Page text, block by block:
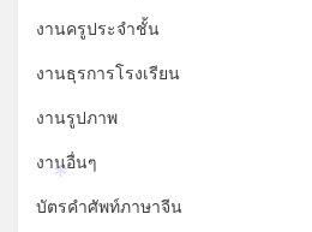
งานครูประจำชั้น
งานธุรการโรงเรียน
งานรูปภาพ
งานอื่นๆ
บัตรคำศัพท์ภาษาจีน
*